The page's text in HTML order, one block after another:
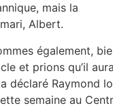
mais la
Albert.
également,
et prions qu’il
déclaré Raymond
semaine au